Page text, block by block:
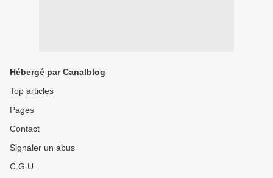
Hébergé par Canalblog
Top articles
Pages
Contact
Signaler un abus
C.G.U.